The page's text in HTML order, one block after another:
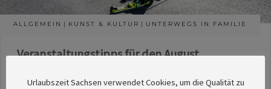
ALLGEMEIN KUNST & KULTUR UNTERWEGS IN FAMILIE
Veranstaltungstipps für den August
Urlaubszeit Sachsen verwendet Cookies, um die Qualität zu